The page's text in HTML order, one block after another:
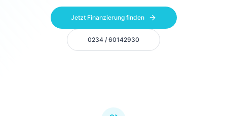
Jetzt Finanzierung finden
0234 / 60142930